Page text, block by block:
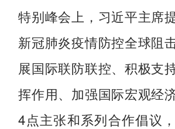
特别峰会上，习近平主席
新冠肺炎疫情防控全球阻
展国际联防联控、积极支
挥作用、加强国际宏观经
4点主张和系列合作倡议